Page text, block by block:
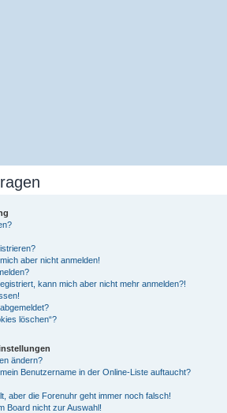
aber nicht anmelden!
kann mich aber nicht mehr anmelden?!
löschen“?
ändern?
Benutzername in der Online-Liste auftaucht?
aber die Forenuhr geht immer noch falsch!
Board nicht zur Auswahl!